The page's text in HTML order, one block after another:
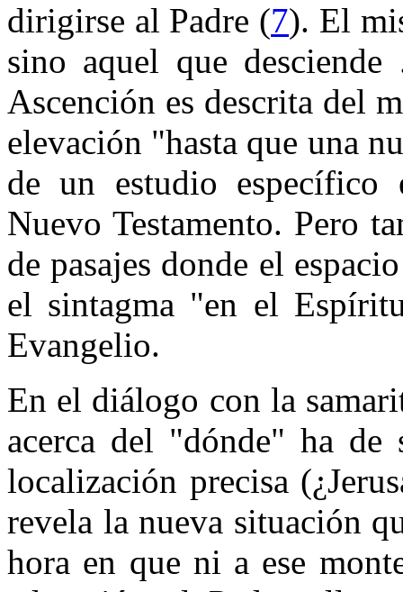
dirigirse al Padre (7). El
sino aquel que
Ascención es descrita del
elevación "hasta que una
de un estudio
Nuevo Testamento. Pero
de pasajes donde el
el sintagma "en el
Evangelio.
En el diálogo con la
acerca del "dónde" ha de
localización precisa
revela la nueva situación
hora en que ni a ese